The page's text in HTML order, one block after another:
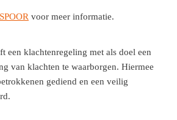
voor meer informatie.
een klachtenregeling met als doel een
van klachten te waarborgen. Hiermee
gediend en een veilig